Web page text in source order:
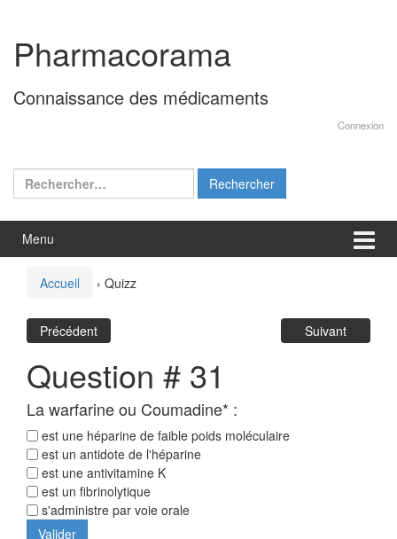
contenu
menu
principal
Pharmacorama
Connaissance des médicaments
Connexion
Rechercher :
Menu
Accueil › Quizz
Précédent Suivant
Question # 31
La warfarine ou Coumadine* :
est une héparine de faible poids moléculaire
est un antidote de l'héparine
est une antivitamine K
est un fibrinolytique
s'administre par voie orale